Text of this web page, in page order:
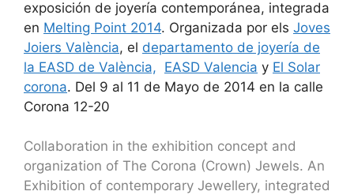
exposición de joyería contemporánea, integrada
en Melting Point 2014. Organizada por els Joves
Joiers València, el departamento de joyería de
la EASD de València, EASD Valencia y El Solar
corona. Del 9 al 11 de Mayo de 2014 en la calle
Corona 12-20
Collaboration in the exhibition concept and
organization of The Corona (Crown) Jewels. An
Exhibition of contemporary Jewellery, integrated